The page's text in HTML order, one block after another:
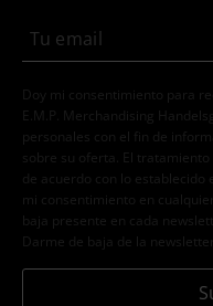
Doy mi consentimiento para
E.M.P. Merchandising
personales con el fin de
sobre su oferta. El
de acuerdo con lo establecido
mi consentimiento en
baja presente en cada
Darme de baja de la newsletter